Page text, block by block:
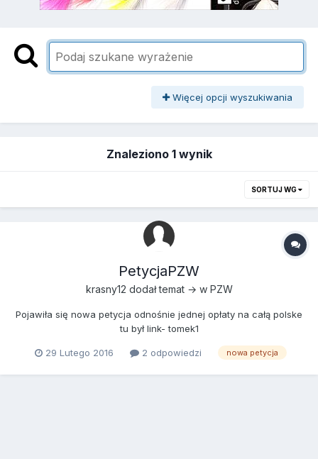
Więcej opcji wyszukiwania
Znaleziono 1 wynik
SORTUJ WG
PetycjaPZW
krasny12 dodał temat → w PZW
Pojawiła się nowa petycja odnośnie jednej opłaty na całą polske
tu był link- tomek1
29 Lutego 2016 2 odpowiedzi nowa petycja